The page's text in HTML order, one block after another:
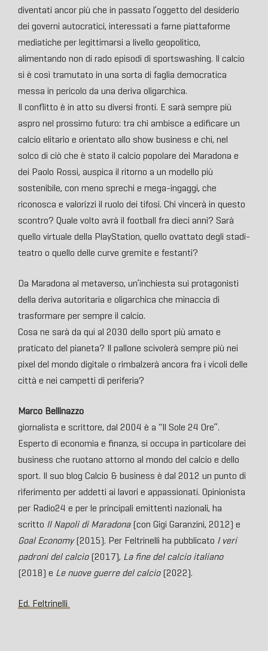
diventati ancor più che in passato l’oggetto del desiderio
dei governi autocratici, interessati a farne piattaforme
mediatiche per legittimarsi a livello geopolitico,
alimentando non di rado episodi di sportswashing. Il calcio
si è così tramutato in una sorta di faglia democratica
messa in pericolo da una deriva oligarchica.
Il conflitto è in atto su diversi fronti. E sarà sempre più
aspro nel prossimo futuro: tra chi ambisce a edificare un
calcio elitario e orientato allo show business e chi, nel
solco di ciò che è stato il calcio popolare dei Maradona e
dei Paolo Rossi, auspica il ritorno a un modello più
sostenibile, con meno sprechi e mega-ingaggi, che
riconosca e valorizzi il ruolo dei tifosi. Chi vincerà in questo
scontro? Quale volto avrà il football fra dieci anni? Sarà
quello virtuale della PlayStation, quello ovattato degli stadi-
teatro o quello delle curve gremite e festanti?
Da Maradona al metaverso, un’inchiesta sui protagonisti
della deriva autoritaria e oligarchica che minaccia di
trasformare per sempre il calcio.
Cosa ne sarà da qui al 2030 dello sport più amato e
praticato del pianeta? Il pallone scivolerà sempre più nei
pixel del mondo digitale o rimbalzerà ancora fra i vicoli delle
città e nei campetti di periferia?
Marco Bellinazzo
giornalista e scrittore, dal 2004 è a “Il Sole 24 Ore”.
Esperto di economia e finanza, si occupa in particolare dei
business che ruotano attorno al mondo del calcio e dello
sport. Il suo blog Calcio & business è dal 2012 un punto di
riferimento per addetti ai lavori e appassionati. Opinionista
per Radio24 e per le principali emittenti nazionali, ha
scritto Il Napoli di Maradona(con Gigi Garanzini, 2012) e
Goal Economy(2015). Per Feltrinelli ha pubblicato I veri
padroni del calcio(2017), La fine del calcio italiano
(2018) e Le nuove guerre del calcio(2022).
Ed. Feltrinelli